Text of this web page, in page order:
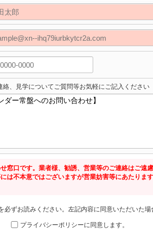
絡、見学についてご質問等お気軽にご記入ください
口です。業者様、勧誘、営業等のご連絡はご遠
は不本意ではございますが営業妨害等にあたりま
必ずお読みください。左記内容に同意いただいた場
プライバシーポリシーに同意します。